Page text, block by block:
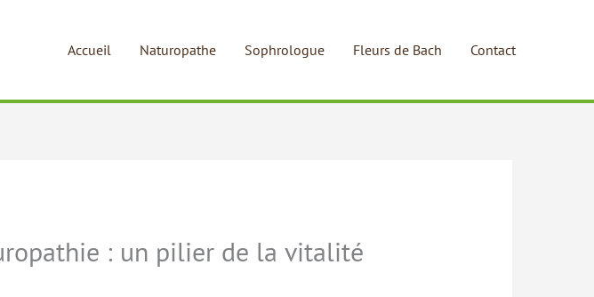
Accueil Naturopathe Sophrologue Fleurs de Bach Contact
: un pilier de la vitalité